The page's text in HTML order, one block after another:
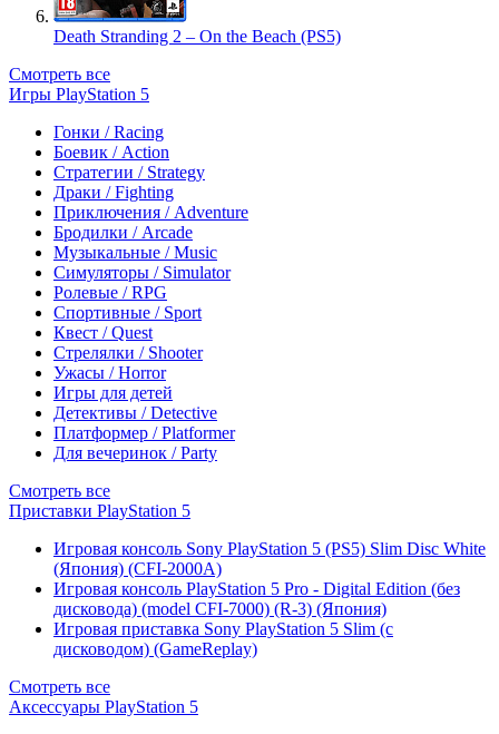
Death Stranding 2 – On the Beach (PS5)
Смотреть все
Игры PlayStation 5
Гонки / Racing
Боевик / Action
Стратегии / Strategy
Драки / Fighting
Приключения / Adventure
Бродилки / Arcade
Музыкальные / Music
Симуляторы / Simulator
Ролевые / RPG
Спортивные / Sport
Квест / Quest
Стрелялки / Shooter
Ужасы / Horror
Игры для детей
Детективы / Detective
Платформер / Platformer
Для вечеринок / Party
Смотреть все
Приставки PlayStation 5
Игровая консоль Sony PlayStation 5 (PS5) Slim Disc White
(Япония) (CFI-2000A)
Игровая консоль PlayStation 5 Pro - Digital Edition (без
дисковода) (model CFI-7000) (R-3) (Япония)
Игровая приставка Sony PlayStation 5 Slim (с
дисководом) (GameReplay)
Смотреть все
Аксессуары PlayStation 5